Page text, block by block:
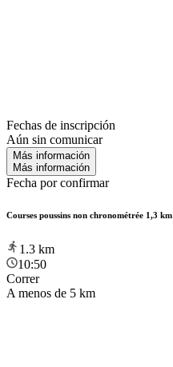
Fechas de inscripción
Aún sin comunicar
Más información
Más información
Fecha por confirmar
Courses poussins non chronométrée 1,3 km
1.3 km
10:50
Correr
A menos de 5 km